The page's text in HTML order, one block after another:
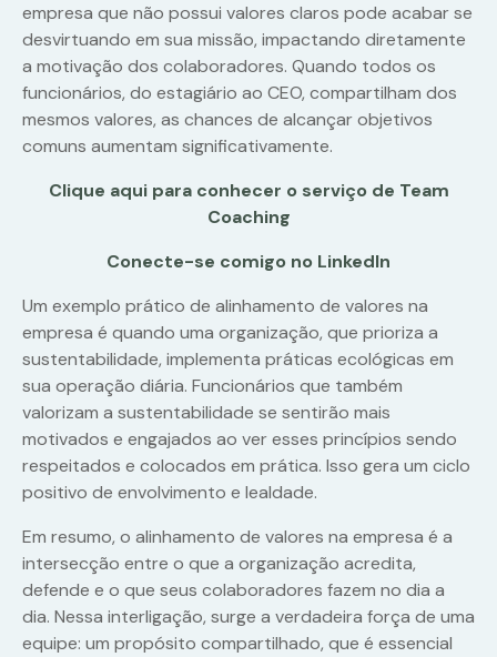
empresa que não possui valores claros pode acabar se
desvirtuando em sua missão, impactando diretamente
a motivação dos colaboradores. Quando todos os
funcionários, do estagiário ao CEO, compartilham dos
mesmos valores, as chances de alcançar objetivos
comuns aumentam significativamente.
Clique aqui para conhecer o serviço de Team
Coaching
Conecte-se comigo no LinkedIn
Um exemplo prático de alinhamento de valores na
empresa é quando uma organização, que prioriza a
sustentabilidade, implementa práticas ecológicas em
sua operação diária. Funcionários que também
valorizam a sustentabilidade se sentirão mais
motivados e engajados ao ver esses princípios sendo
respeitados e colocados em prática. Isso gera um ciclo
positivo de envolvimento e lealdade.
Em resumo, o alinhamento de valores na empresa é a
intersecção entre o que a organização acredita,
defende e o que seus colaboradores fazem no dia a
dia. Nessa interligação, surge a verdadeira força de uma
equipe: um propósito compartilhado, que é essencial